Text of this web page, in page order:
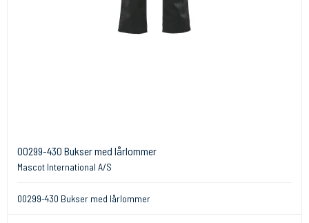
00299-430 Bukser med lårlommer
Mascot International A/S
00299-430 Bukser med lårlommer